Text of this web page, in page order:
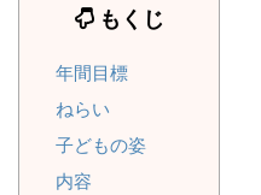
もくじ
年間目標
ねらい
子どもの姿
内容